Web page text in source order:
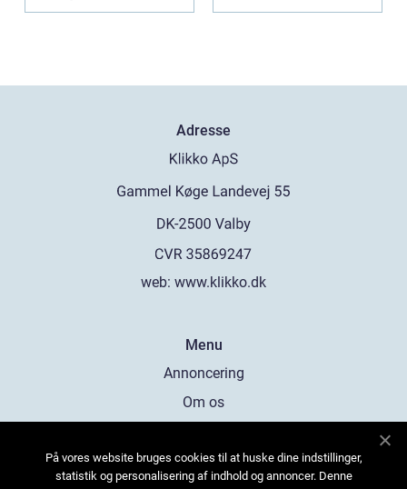
er at forme d...
Adresse
web: www.klikko.dk
Menu
Annoncering
Om os
Kontakt os
På vores website bruges cookies til at huske dine indstillinger,
statistik og personalisering af indhold og annoncer. Denne